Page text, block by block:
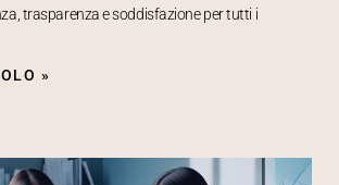
trasparenza e soddisfazione per tutti i
»